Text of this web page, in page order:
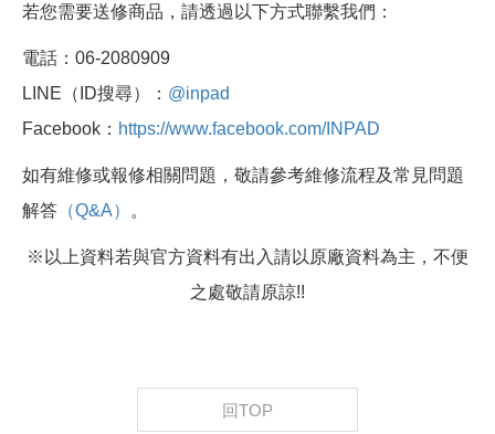
若您需要送修商品，請透過以下方式聯繫我們：
電話：06-2080909
LINE（ID搜尋）： @inpad
Facebook： https://www.facebook.com/INPAD
如有維修或報修相關問題，敬請參考維修流程及常見問題
解答 （Q&A） 。
※以上資料若與官方資料有出入請以原廠資料為主，不便
之處敬請原諒!!
回TOP